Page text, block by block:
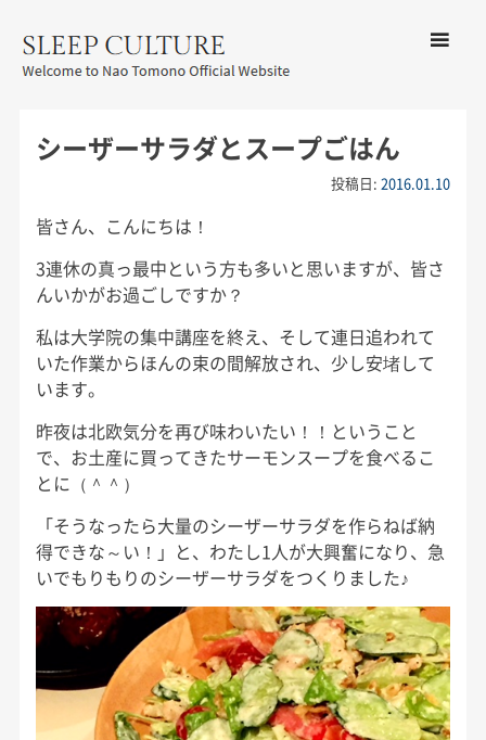
CULTURE
ー
ツへ移動
シーザーサラダとスープごはん
投稿日:2016.01.10
皆さん、こんにちは！
3連休の真っ最中という方も多いと思いますが、皆さ
んいかがお過ごしですか？
私は大学院の集中講座を終え、そして連日追われて
いた作業からほんの束の間解放され、少し安堵して
います。
昨夜は北欧気分を再び味わいたい！！ということ
で、お土産に買ってきたサーモンスープを食べるこ
とに（＾＾）
「そうなったら大量のシーザーサラダを作らねば納
得できな～い！」と、わたし1人が大興奮になり、急
いでもりもりのシーザーサラダをつくりました♪